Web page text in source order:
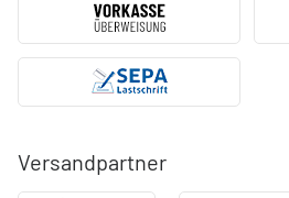
Versandpartner